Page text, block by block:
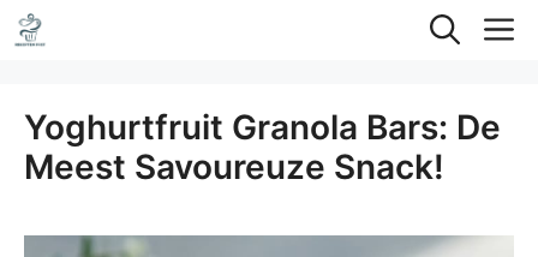
Ga
naar
inhoud
Yoghurtfruit Granola Bars: De
Meest Savoureuze Snack!